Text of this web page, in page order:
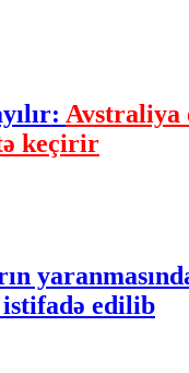
Avstraliya
keçirir
edilib